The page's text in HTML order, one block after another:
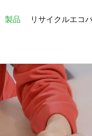
製品 リサイクルエコ